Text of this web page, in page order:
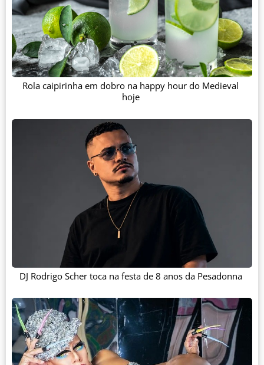
Rola caipirinha em dobro na happy hour do Medieval
hoje
DJ Rodrigo Scher toca na festa de 8 anos da Pesadonna